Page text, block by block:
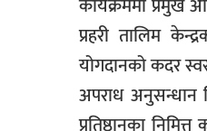
प्रहरी तालिम
योगदानको कदर
अपराध अनुसन्धान